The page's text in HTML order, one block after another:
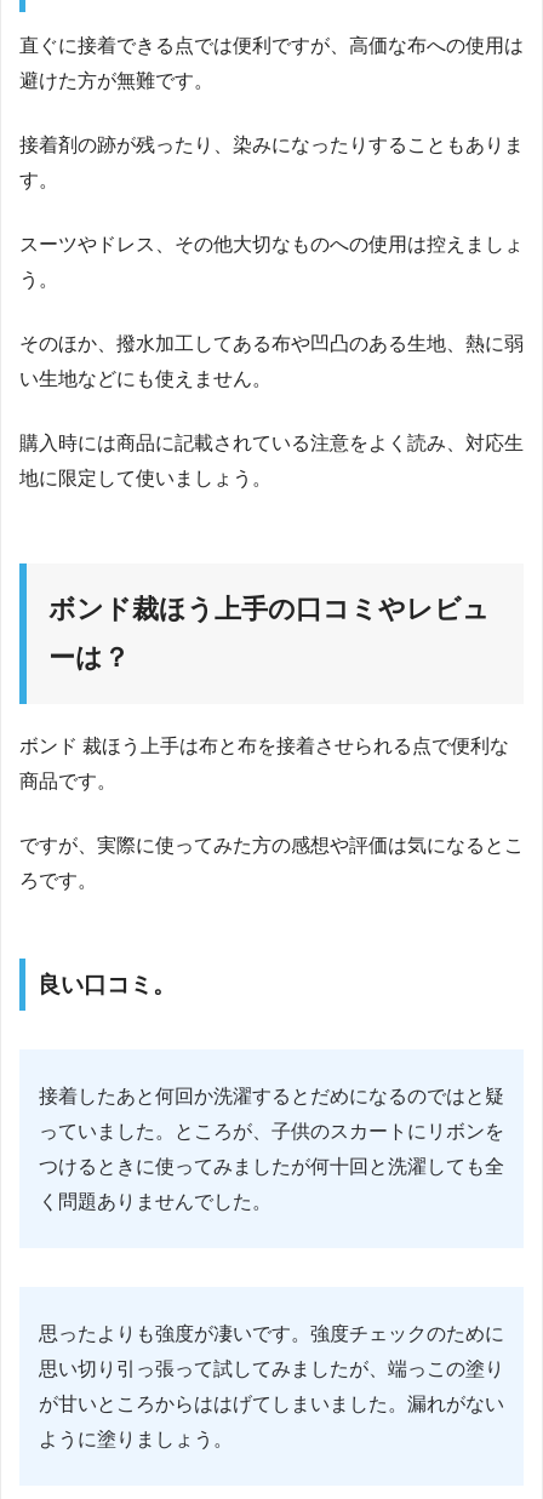
直ぐに接着できる点では便利ですが、高価な布への使用は
避けた方が無難です。
接着剤の跡が残ったり、染みになったりすることもありま
す。
スーツやドレス、その他大切なものへの使用は控えましょ
う。
そのほか、撥水加工してある布や凹凸のある生地、熱に弱
い生地などにも使えません。
購入時には商品に記載されている注意をよく読み、対応生
地に限定して使いましょう。
ボンド裁ほう上手の口コミやレビュ
ーは？
ボンド 裁ほう上手は布と布を接着させられる点で便利な
商品です。
ですが、実際に使ってみた方の感想や評価は気になるとこ
ろです。
良い口コミ。
接着したあと何回か洗濯するとだめになるのではと疑
っていました。ところが、子供のスカートにリボンを
つけるときに使ってみましたが何十回と洗濯しても全
く問題ありませんでした。
思ったよりも強度が凄いです。強度チェックのために
思い切り引っ張って試してみましたが、端っこの塗り
が甘いところからははげてしまいました。漏れがない
ように塗りましょう。